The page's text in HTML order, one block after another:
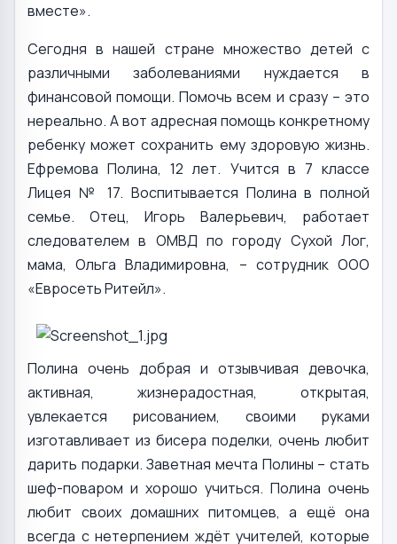
вместе».
Сегодня в нашей стране множество детей с
различными заболеваниями нуждается в
финансовой помощи. Помочь всем и сразу – это
нереально. А вот адресная помощь конкретному
ребенку может сохранить ему здоровую жизнь.
Ефремова Полина, 12 лет. Учится в 7 классе
Лицея № 17. Воспитывается Полина в полной
семье. Отец, Игорь Валерьевич, работает
следователем в ОМВД по городу Сухой Лог,
мама, Ольга Владимировна, – сотрудник ООО
«Евросеть Ритейл».
Полина очень добрая и отзывчивая девочка,
активная, жизнерадостная, открытая,
увлекается рисованием, своими руками
изготавливает из бисера поделки, очень любит
дарить подарки. Заветная мечта Полины – стать
шеф-поваром и хорошо учиться. Полина очень
любит своих домашних питомцев, а ещё она
всегда с нетерпением ждёт учителей, которые